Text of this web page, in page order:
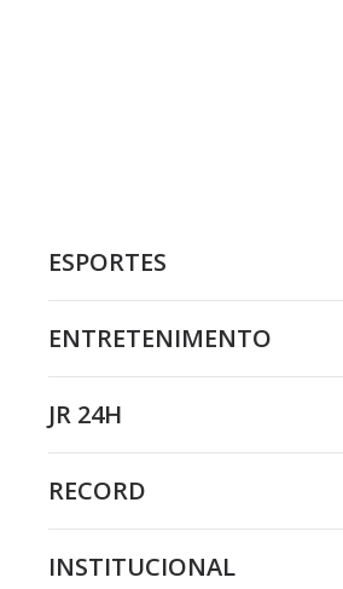
ESPORTES
ENTRETENIMENTO
JR 24H
RECORD
INSTITUCIONAL